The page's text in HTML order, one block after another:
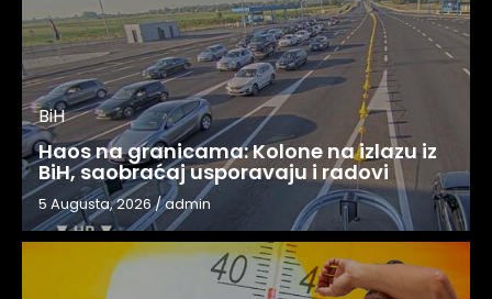
BiH
Haos na granicama: Kolone na izlazu iz
BiH, saobraćaj usporavaju i radovi
5 Augusta, 2026/admin